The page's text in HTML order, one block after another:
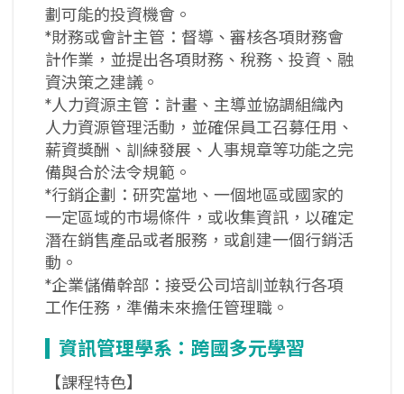
劃可能的投資機會。
*財務或會計主管：督導、審核各項財務會
計作業，並提出各項財務、稅務、投資、融
資決策之建議。
*人力資源主管：計畫、主導並協調組織內
人力資源管理活動，並確保員工召募任用、
薪資獎酬、訓練發展、人事規章等功能之完
備與合於法令規範。
*行銷企劃：研究當地、一個地區或國家的
一定區域的市場條件，或收集資訊，以確定
潛在銷售產品或者服務，或創建一個行銷活
動。
*企業儲備幹部：接受公司培訓並執行各項
工作任務，準備未來擔任管理職。
資訊管理學系：跨國多元學習
【課程特色】